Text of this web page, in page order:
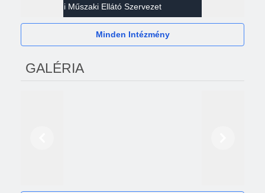
Gazdasági Műszaki Ellátó Szervezet
Minden Intézmény
GALÉRIA